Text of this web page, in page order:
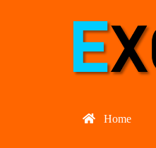
Home